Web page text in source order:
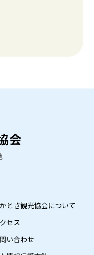
とさ観光協会について
セス
い合わせ